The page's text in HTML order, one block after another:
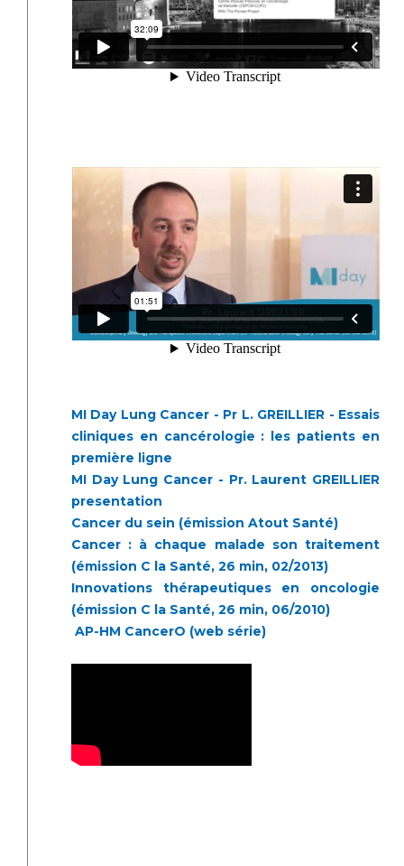
MI Day Lung Cancer - Pr L. GREILLIER - Essais
cliniques en cancérologie : les patients en
première ligne
MI Day Lung Cancer - Pr. Laurent GREILLIER
presentation
Cancer du sein (émission Atout Santé)
Cancer : à chaque malade son traitement
(émission C la Santé, 26 min, 02/2013)
Innovations thérapeutiques en oncologie
(émission C la Santé, 26 min, 06/2010)
AP-HM CancerO (web série)